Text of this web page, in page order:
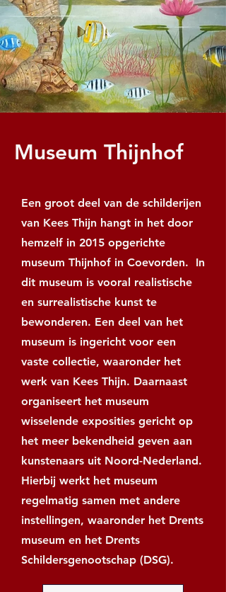
Museum Thijnhof
Een groot deel van de schilderijen
van Kees Thijn hangt in het door
hemzelf in 2015 opgerichte
museum Thijnhof in Coevorden. In
dit museum is vooral realistische
en surrealistische kunst te
bewonderen. Een deel van het
museum is ingericht voor een
vaste collectie, waaronder het
werk van Kees Thijn. Daarnaast
organiseert het museum
wisselende exposities gericht op
het meer bekendheid geven aan
kunstenaars uit Noord-Nederland.
Hierbij werkt het museum
regelmatig samen met andere
instellingen, waaronder het Drents
museum en het Drents
Schildersgenootschap (DSG).